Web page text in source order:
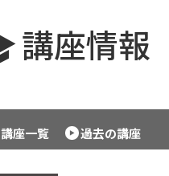
講座情報
講座一覧 過去の講座